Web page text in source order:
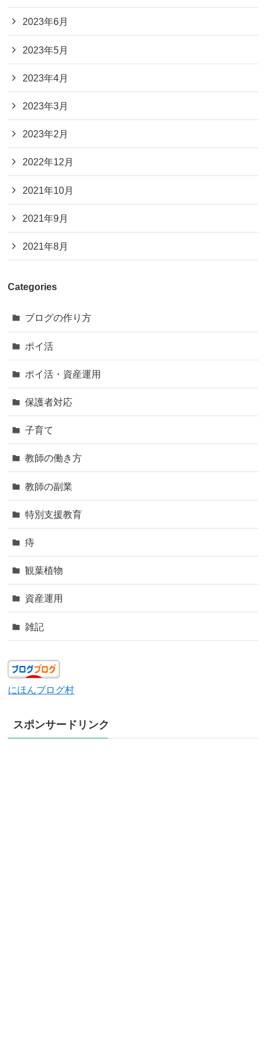
2023年6月
2023年5月
2023年4月
2023年3月
2023年2月
2022年12月
2021年10月
2021年9月
2021年8月
Categories
ブログの作り方
ポイ活
ポイ活・資産運用
保護者対応
子育て
教師の働き方
教師の副業
特別支援教育
痔
観葉植物
資産運用
雑記
にほんブログ村
スポンサードリンク